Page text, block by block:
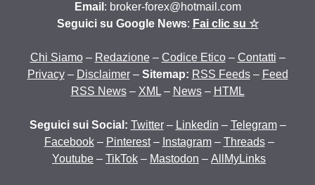
Email : broker-forex@hotmail.com
Seguici su Google News: Fai clic su ☆
Chi Siamo– Redazione– Codice Etico– Contatti –
Privacy– Disclaimer– Sitemap: RSS Feeds– Feed
RSS News– XML– News– HTML
Seguici sui Social: Twitter– Linkedin – Telegram–
Facebook– Pinterest– Instagram– Threads–
Youtube – TikTok – Mastodon – AllMyLinks